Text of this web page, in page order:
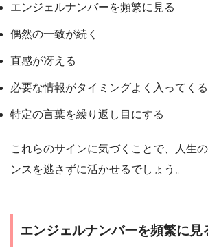
エンジェルナンバーを頻繁に見る
偶然の一致が続く
直感が冴える
必要な情報がタイミングよく入ってくる
特定の言葉を繰り返し目にする
これらのサインに気づくことで、人生
ンスを逃さずに活かせるでしょう。
エンジェルナンバーを頻繁に見